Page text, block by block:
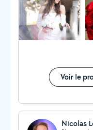
Voir le